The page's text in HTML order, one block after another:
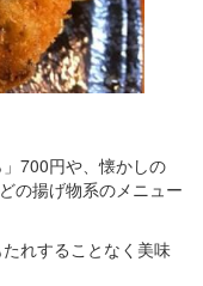
700円や、懐かしの
の揚げ物系のメニュー
れすることなく美味